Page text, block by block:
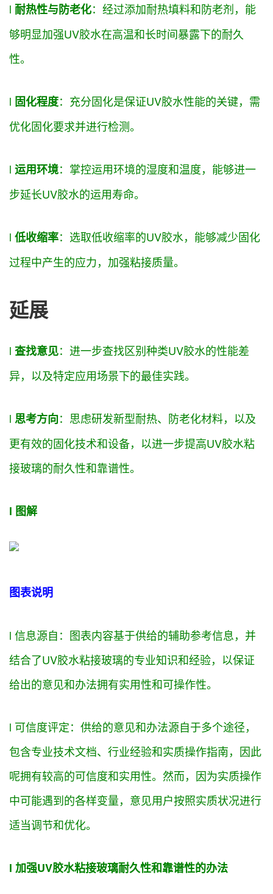
l 耐热性与防老化： 经过添加耐热填料和防老剂， 能
够明显加强UV胶水在高温和长时间暴露下的耐久
性。
l 固化程度：充分固化是保证UV胶水性能的关键，需
优化固化要求并进行检测。
l 运用环境： 掌控运用环境的湿度和温度， 能够进一
步延长UV胶水的运用寿命。
l 低收缩率： 选取低收缩率的UV胶水， 能够减少固化
过程中产生的应力， 加强粘接质量。
延展
l 查找意见：进一步查找区别种类UV胶水的性能差
异，以及特定应用场景下的最佳实践。
l 思考方向： 思虑研发新型耐热、防老化材料，以及
更有效的固化技术和设备，以进一步提高UV胶水粘
接玻璃的耐久性和靠谱性。
l 图解
图表说明
l 信息源自：图表内容基于供给的辅助参考信息，并
结合了UV胶水粘接玻璃的专业知识和经验，以保证
给出的意见和办法拥有实用性和可操作性。
l 可信度评定： 供给的意见和办法源自于多个途径，
包含专业技术文档、行业经验和实质操作指南， 因此
呢拥有较高的可信度和实用性。然而， 因为实质操作
中可能遇到的各样变量， 意见用户按照实质状况进行
适当调节和优化。
l 加强UV胶水粘接玻璃耐久性和靠谱性的办法